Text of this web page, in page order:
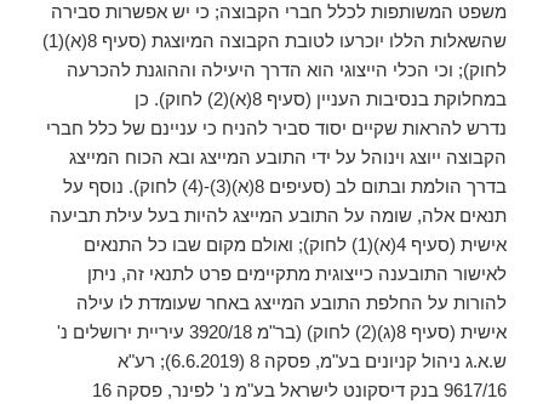
משפט המשותפות לכלל חברי הקבוצה; כי יש אפשרות סבירה
שהשאלות הללו יוכרעו לטובת הקבוצה המיוצגת (סעיף 8(א)(1)
לחוק); וכי הכלי הייצוגי הוא הדרך היעילה וההוגנת להכרעה
במחלוקת בנסיבות העניין (סעיף 8(א)(2) לחוק). כן
נדרש להראות שקיים יסוד סביר להניח כי עניינם של כלל חברי
הקבוצה ייוצג וינוהל על ידי התובע המייצג ובא הכוח המייצג
בדרך הולמת ובתום לב (סעיפים 8(א)(3)-(4) לחוק). נוסף על
תנאים אלה, שומה על התובע המייצג להיות בעל עילת תביעה
אישית (סעיף 4(א)(1) לחוק); ואולם מקום שבו כל התנאים
לאישור התובענה כייצוגית מתקיימים פרט לתנאי זה, ניתן
להורות על החלפת התובע המייצג באחר שעומדת לו עילה
אישית (סעיף 8(ג)(2) לחוק) (בר"מ 3920/18 עיריית ירושלים נ'
ש.א.ג ניהול קניונים בע"מ, פסקה 8 (6.6.2019); רע"א
9617/16 בנק דיסקונט לישראל בע"מ נ' לפינר, פסקה 16